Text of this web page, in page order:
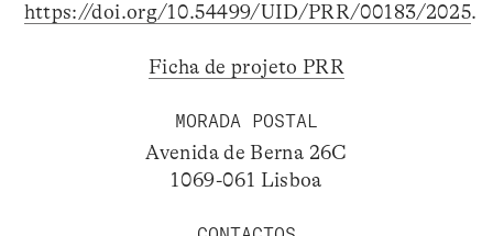
https://doi.org/10.54499/UID/PRR/00183/2025.
Ficha de projeto PRR
MORADA POSTAL
Avenida de Berna 26C
1069-061 Lisboa